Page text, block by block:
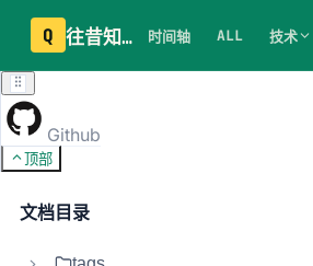
Q 往昔知识库 时间轴 ALL 技术
Github
顶部
文档目录